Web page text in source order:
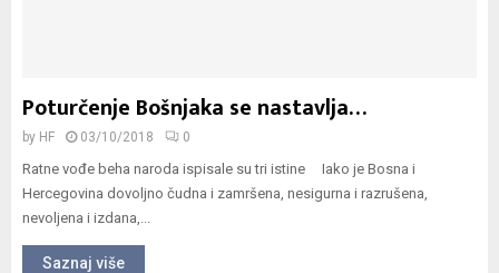
Poturčenje Bošnjaka se nastavlja…
by HF 03/10/2018 0
Ratne vođe beha naroda ispisale su tri istine Iako je Bosna i
Hercegovina dovoljno čudna i zamršena, nesigurna i razrušena,
nevoljena i izdana,...
Saznaj više